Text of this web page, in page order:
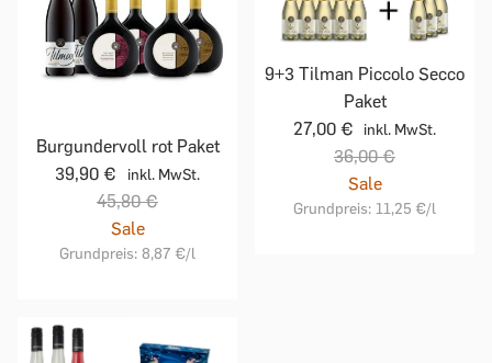
Burgundervoll rot Paket
39,90 €
inkl. MwSt.
45,80 €
Sale
Grundpreis: 8,87 €/l
9+3 Tilman Piccolo Secco
Paket
27,00 €
inkl. MwSt.
36,00 €
Sale
Grundpreis: 11,25 €/l